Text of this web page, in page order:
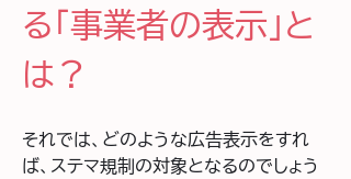
る「事業者の表示」と
は？
それでは、どのような広告表示をすれ
ば、ステマ規制の対象となるのでしょう